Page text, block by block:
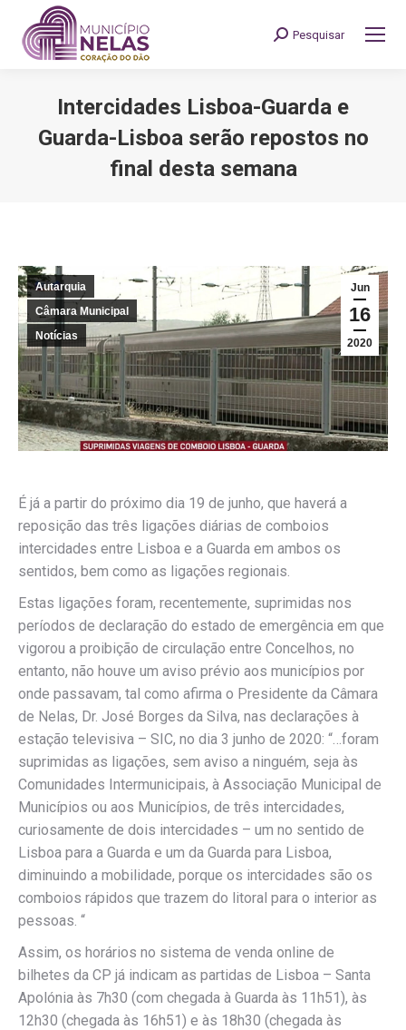
Search:
Pesquisar
Intercidades Lisboa-Guarda e
Guarda-Lisboa serão repostos no
final desta semana
Jun
16
2020
Autarquia
Câmara Municipal
Notícias
É já a partir do próximo dia 19 de junho, que haverá a
reposição das três ligações diárias de comboios
intercidades entre Lisboa e a Guarda em ambos os
sentidos, bem como as ligações regionais.
Estas ligações foram, recentemente, suprimidas nos
períodos de declaração do estado de emergência em que
vigorou a proibição de circulação entre Concelhos, no
entanto, não houve um aviso prévio aos municípios por
onde passavam, tal como afirma o Presidente da Câmara
de Nelas, Dr. José Borges da Silva, nas declarações à
estação televisiva – SIC, no dia 3 junho de 2020: “…foram
suprimidas as ligações, sem aviso a ninguém, seja às
Comunidades Intermunicipais, à Associação Municipal de
Municípios ou aos Municípios, de três intercidades,
curiosamente de dois intercidades – um no sentido de
Lisboa para a Guarda e um da Guarda para Lisboa,
diminuindo a mobilidade, porque os intercidades são os
comboios rápidos que trazem do litoral para o interior as
pessoas. “
Assim, os horários no sistema de venda online de
bilhetes da CP já indicam as partidas de Lisboa – Santa
Apolónia às 7h30 (com chegada à Guarda às 11h51), às
12h30 (chegada às 16h51) e às 18h30 (chegada às